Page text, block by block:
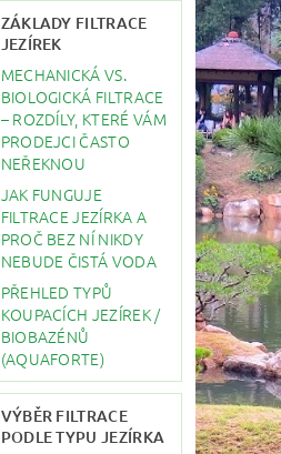
ZÁKLADY FILTRACE
JEZÍREK
MECHANICKÁ VS.
BIOLOGICKÁ FILTRACE
– ROZDÍLY, KTERÉ VÁM
PRODEJCI ČASTO
NEŘEKNOU
JAK FUNGUJE
FILTRACE JEZÍRKA A
PROČ BEZ NÍ NIKDY
NEBUDE ČISTÁ VODA
PŘEHLED TYPŮ
KOUPACÍCH JEZÍREK /
BIOBAZÉNŮ
(AQUAFORTE)
VÝBĚR FILTRACE
PODLE TYPU JEZÍRKA